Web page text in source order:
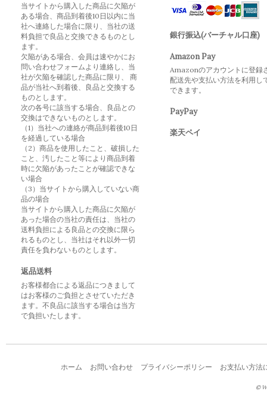
当サイトから購入した商品に欠陥が
ある場合、商品到着後10日以内に当
社へ連絡した場合に限り、当社の送
料負担で良品と交換できるものとし
ます。
欠陥がある場合、会員は速やかにお
問い合わせフォームより連絡し、当
社が欠陥を確認した商品に限り、 商
品が当社へ到着後、良品と交換する
ものとします。
次の各号に該当する場合、良品との
交換はできないものとします。
（1）当社への連絡が商品到着後10日
を経過している場合
（2）商品を使用したこと、破損した
こと、汚したこと等により商品到着
時に欠陥があったことが確認できな
い場合
（3）当サイトから購入していない商
品の場合
当サイトから購入した商品に欠陥が
あった場合の当社の責任は、当社の
送料負担による良品との交換に限ら
れるものとし、当社はそれ以外一切
責任を負わないものとします。
返品送料
お客様都合による返品につきまして
はお客様のご負担とさせていただき
ます。不良品に該当する場合は当方
で負担いたします。
銀行振込(バーチャル口座)
Amazon Pay
Amazonのアカウントに登録
配送先や支払い方法を利用し
できます。
PayPay
楽天ペイ
ホーム お問い合わせ プライバシーポリシー お支払い方法
©